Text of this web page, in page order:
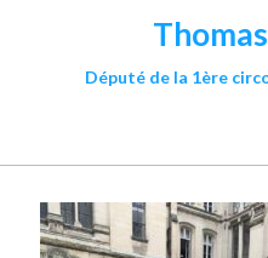
Député de la 1ère